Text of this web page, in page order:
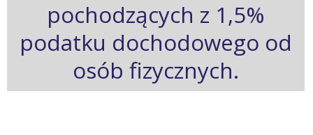
pochodzących z 1,5%
podatku dochodowego od
osób fizycznych.